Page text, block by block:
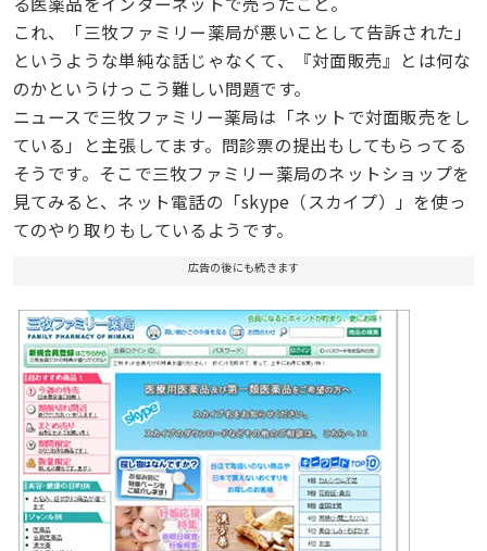
これ、「三牧ファミリー薬局が悪いことして告訴された」
というような単純な話じゃなくて、『対面販売』とは何な
のかというけっこう難しい問題です。
ニュースで三牧ファミリー薬局は「ネットで対面販売をし
ている」と主張してます。問診票の提出もしてもらってる
そうです。そこで三牧ファミリー薬局のネットショップを
見てみると、ネット電話の「skype（スカイプ）」を使っ
てのやり取りもしているようです。
広告の後にも続きます